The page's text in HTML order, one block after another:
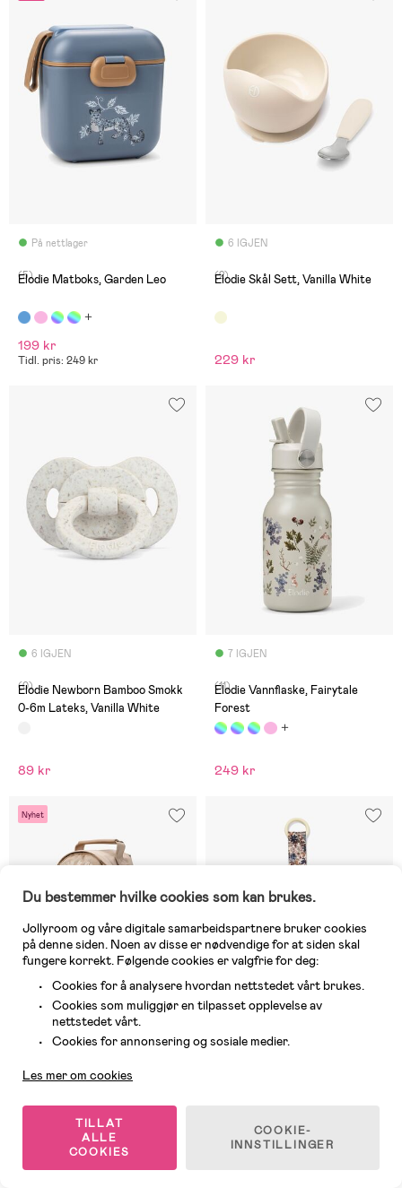
På nettlager
(5)
Elodie Matboks, Garden Leo
199 kr
Tidl. pris: 249 kr
6 IGJEN
(2)
Elodie Skål Sett, Vanilla White
229 kr
6 IGJEN
(0)
Elodie Newborn Bamboo Smokk
0-6m Lateks, Vanilla White
89 kr
7 IGJEN
(11)
Elodie Vannflaske, Fairytale
Forest
249 kr
Nyhet
Du bestemmer hvilke cookies som kan brukes.
Jollyroom og våre digitale samarbeidspartnere bruker cookies
på denne siden. Noen av disse er nødvendige for at siden skal
fungere korrekt. Følgende cookies er valgfrie for deg:
Cookies for å analysere hvordan nettstedet vårt brukes.
Cookies som muliggjør en tilpasset opplevelse av
nettstedet vårt.
Cookies for annonsering og sosiale medier.
Les mer om cookies
TILLAT
ALLE
COOKIES
COOKIE-
INNSTILLINGER